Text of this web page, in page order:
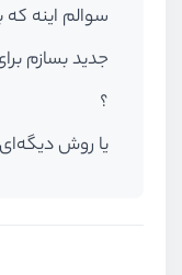
جدید بسازم
؟
یا روش دیگه‌ای